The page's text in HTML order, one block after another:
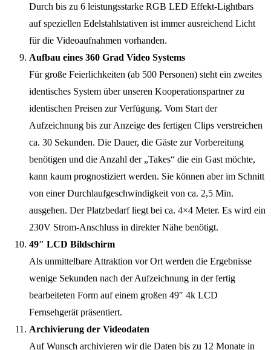
Durch bis zu 6 leistungsstarke RGB LED Effekt-Lightbars
auf speziellen Edelstahlstativen ist immer ausreichend Licht
für die Videoaufnahmen vorhanden.
Aufbau eines 360 Grad Video Systems
Für große Feierlichkeiten (ab 500 Personen) steht ein zweites
identisches System über unseren Kooperationspartner zu
identischen Preisen zur Verfügung. Vom Start der
Aufzeichnung bis zur Anzeige des fertigen Clips verstreichen
ca. 30 Sekunden. Die Dauer, die Gäste zur Vorbereitung
benötigen und die Anzahl der „Takes“ die ein Gast möchte,
kann kaum prognostiziert werden. Sie können aber im Schnitt
von einer Durchlaufgeschwindigkeit von ca. 2,5 Min.
ausgehen. Der Platzbedarf liegt bei ca. 4×4 Meter. Es wird ein
230V Strom-Anschluss in direkter Nähe benötigt.
49″ LCD Bildschirm
Als unmittelbare Attraktion vor Ort werden die Ergebnisse
wenige Sekunden nach der Aufzeichnung in der fertig
bearbeiteten Form auf einem großen 49″ 4k LCD
Fernsehgerät präsentiert.
Archivierung der Videodaten
Auf Wunsch archivieren wir die Daten bis zu 12 Monate in